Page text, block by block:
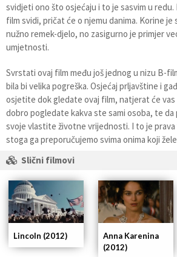
svidjeti ono što osjećaju i to je sasvim u redu.
film svidi, pričat će o njemu danima. Korine
nužno remek-djelo, no zasigurno je primjer
umjetnosti.
Svrstati ovaj film među još jednog u nizu B-
bila bi velika pogreška. Osjećaj prljavštine i
osjetite dok gledate ovaj film, natjerat će
dobro pogledate kakva ste sami osoba, te
svoje vlastite životne vrijednosti. I to je
stoga ga preporučujemo svima onima koji
Slični filmovi
Anna Karenina
(2012)
Lincoln (2012)